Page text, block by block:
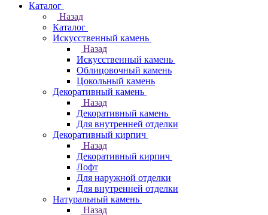
Каталог
Назад
Каталог
Искусственный камень
Назад
Искусственный камень
Облицовочный камень
Цокольный камень
Декоративный камень
Назад
Декоративный камень
Для внутренней отделки
Декоративный кирпич
Назад
Декоративный кирпич
Лофт
Для наружной отделки
Для внутренней отделки
Натуральный камень
Назад